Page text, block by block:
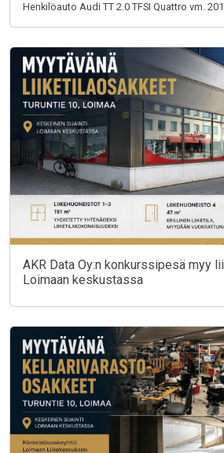
Henkilöauto Audi TT 2.0 TFSI Quattro vm.
AKR Data Oy:n konkurssipesä myy
Loimaan keskustassa